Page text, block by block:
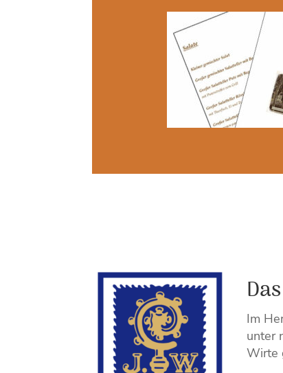
Im
unter
Wirte